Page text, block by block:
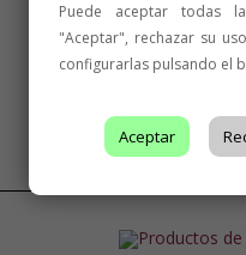
Síguenos
Puede aceptar todas
"Aceptar", rechazar su
configurarlas pulsando el
Aceptar